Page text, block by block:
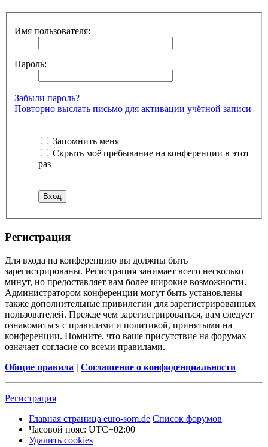
Имя пользователя:
Пароль:
Забыли пароль?
Повторно выслать письмо для активации учётной записи
Запомнить меня
Скрыть моё пребывание на конференции в этот
раз
Регистрация
Для входа на конференцию вы должны быть
зарегистрированы. Регистрация занимает всего несколько
минут, но предоставляет вам более широкие возможности.
Администратором конференции могут быть установлены
также дополнительные привилегии для зарегистрированных
пользователей. Прежде чем зарегистрироваться, вам следует
ознакомиться с правилами и политикой, принятыми на
конференции. Помните, что ваше присутствие на форумах
означает согласие со всеми правилами.
Общие правила | Соглашение о конфиденциальности
Регистрация
Главная страница euro-som.de Список форумов
Часовой пояс: UTC+02:00
Удалить cookies